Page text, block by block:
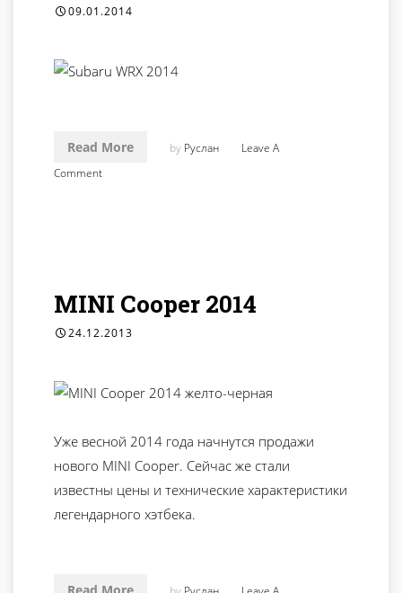
09.01.2014
Read More by Руслан
Leave A
Comment
MINI Cooper 2014
24.12.2013
Уже весной 2014 года начнутся продажи
нового MINI Cooper. Сейчас же стали
известны цены и технические характеристики
легендарного хэтбека.